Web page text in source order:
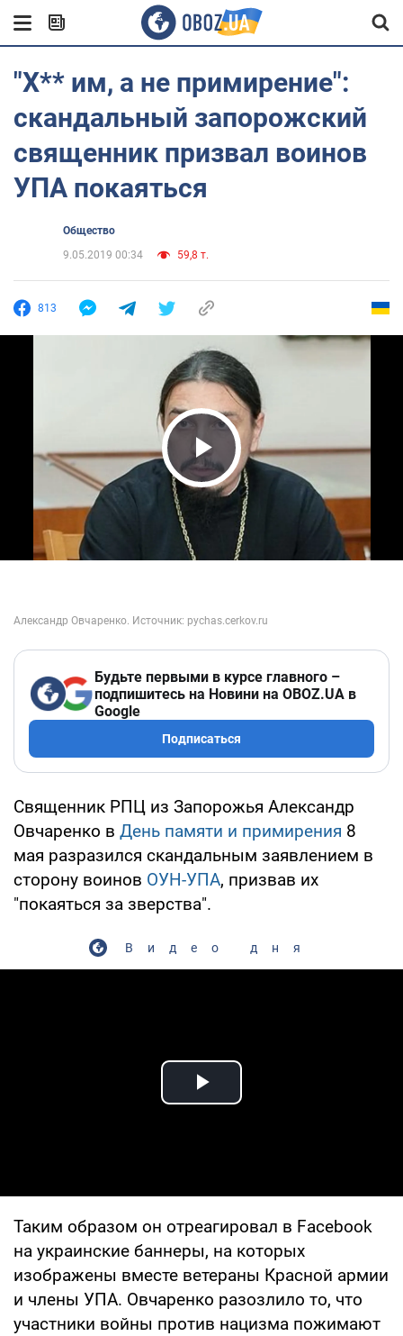
"Х** им, а не примирение":
скандальный запорожский
священник призвал воинов
УПА покаяться
Общество
9.05.2019 00:34
59,8 т.
813
Play Video
Будьте первыми в курсе главного –
подпишитесь на Новини на OBOZ.UA в
Google
Подписаться
Священник РПЦ из Запорожья Александр
Овчаренко в День памяти и примирения 8
мая разразился скандальным заявлением в
сторону воинов ОУН-УПА, призвав их
"покаяться за зверства".
Видео дня
Play Video
Таким образом он отреагировал в Facebook
на украинские баннеры, на которых
изображены вместе ветераны Красной армии
и члены УПА. Овчаренко разозлило то, что
участники войны против нацизма пожимают